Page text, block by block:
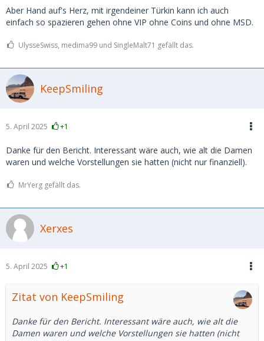
Aber Hand auf's Herz, mit irgendeiner Türkin kann ich auch
einfach so spazieren gehen ohne VIP ohne Coins und ohne MSD.
UlysseSwiss, medima99 und SingleMalt71 gefällt das.
KeepSmiling
5. April 2025 +1
Danke für den Bericht. Interessant wäre auch, wie alt die Damen
waren und welche Vorstellungen sie hatten (nicht nur finanziell).
MrYerg gefällt das.
Xerxes
5. April 2025 +1
Zitat von KeepSmiling
Danke für den Bericht. Interessant wäre auch, wie alt die
Damen waren und welche Vorstellungen sie hatten (nicht